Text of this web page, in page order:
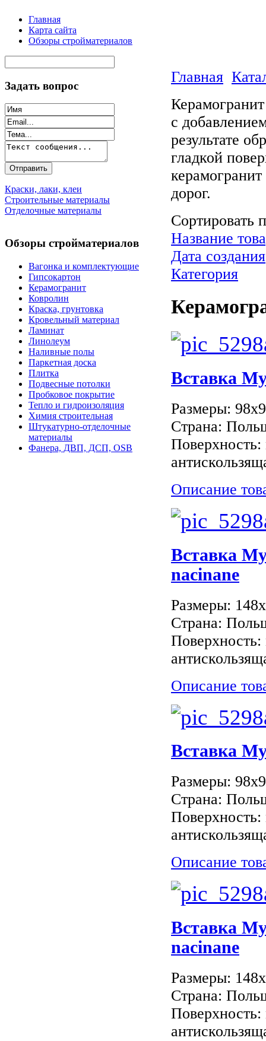
Главная
Карта сайта
Обзоры стройматериалов
Задать вопрос
Краски, лаки, клеи
Строительные материалы
Отделочные материалы
Обзоры стройматериалов
Вагонка и комплектующие
Гипсокартон
Керамогранит
Ковролин
Краска, грунтовка
Кровельный материал
Ламинат
Линолеум
Наливные полы
Паркетная доска
Плитка
Подвесные потолки
Пробковое покрытие
Тепло и гидроизоляция
Химия строительная
Штукатурно-отделочные
материалы
Фанера, ДВП, ДСП, OSB
Главная
с
результате
гладкой
дорог.
Сортировать
Название
Дата создания
Категория
Вставка
Размеры:
Страна:
Поверхность:
Описание
Вставка
nacinane
Размеры:
Страна:
Поверхность:
Описание
Вставка
Размеры:
Страна:
Поверхность:
Описание
Вставка
nacinane
Размеры:
Страна:
Поверхность: